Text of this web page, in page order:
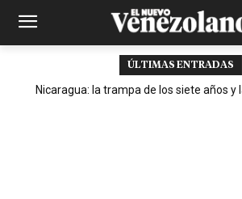
ÚLTIMAS ENTRADAS
Nicaragua: la trampa de los siete años y